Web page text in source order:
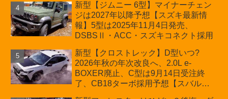
プが争点【スズキ最新情報】特別仕様
車「ZC33S Final Edition」終了
新型【ジムニー 6型】マイナーチェン
ジは2027年以降予想【スズキ最新情
報】5型は2025年11月4日発売、
DSBSⅡ・ACC・スズキコネクト採用
新型【クロストレック】D型いつ?
2026年秋の年次改良へ、2.0L e-
BOXER廃止、C型は9月14日受注終
了、CB18ターボ採用予想【スバル最